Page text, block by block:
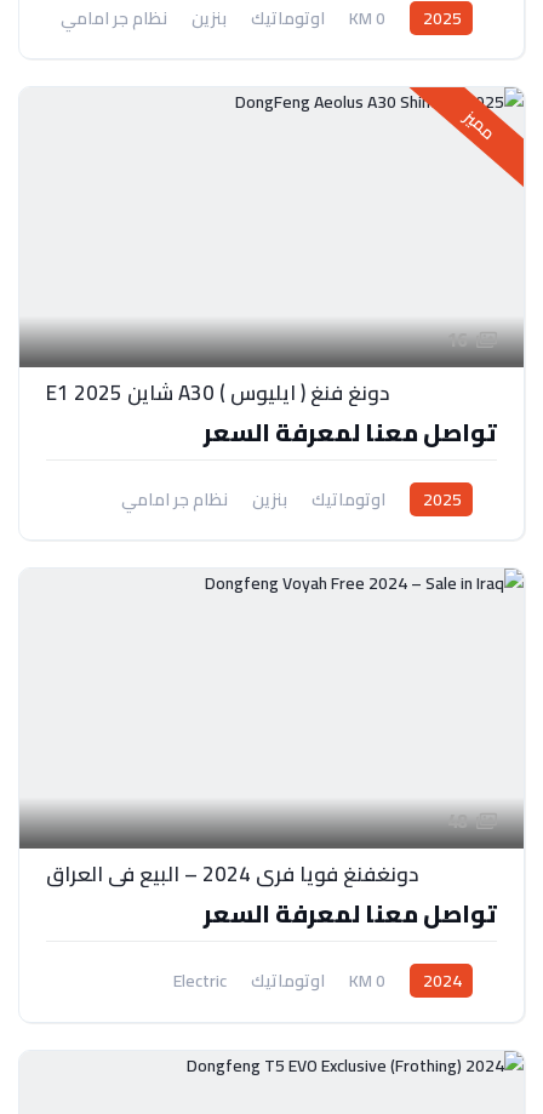
2025
0 KM اوتوماتيك بنزين نظام جر امامي
مميز
16
دونغ فنغ ( ايليوس ) A30 شاين E1 2025
تواصل معنا لمعرفة السعر
2025 اوتوماتيك بنزين نظام جر امامي
48
دونغفنغ فويا فري 2024 – البيع في العراق
تواصل معنا لمعرفة السعر
2024
0 KM اوتوماتيك
Electric
نظام دفع بالعجلات الخلفية